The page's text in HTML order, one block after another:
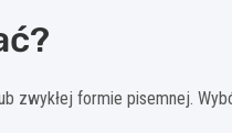
zwykłej formie pisemnej.